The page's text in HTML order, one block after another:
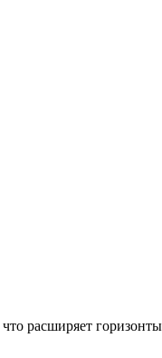
расширяет